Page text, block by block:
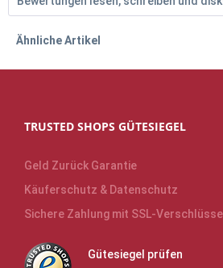
Ähnliche Artikel
TRUSTED SHOPS GÜTESIEGEL
Geld Zurück Garantie
Käuferschutz & Datenschutz
Sichere Zahlung mit SSL-
Gütesiegel prüfen